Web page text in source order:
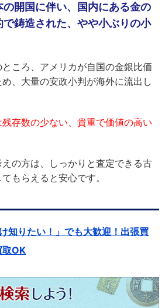
開国に伴い、国内にある金の
鋳造された、やや小ぶりの小
ころ、アメリカが自国の金銀比価
、大量の安政小判が海外に流出し
存数の少ない、貴重で価値の高い
の方は、しっかりと査定できる古
もらえると安心です。
け知りたい！」でも大歓迎！出張買
取OK